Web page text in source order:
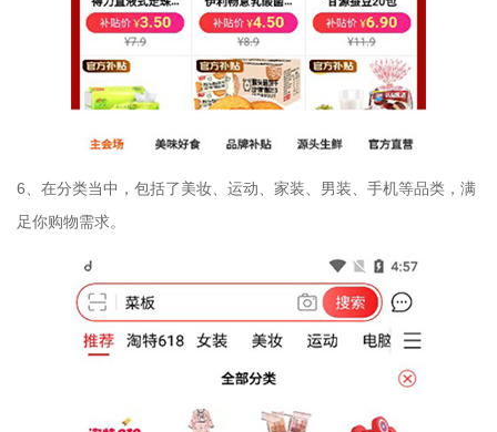
6、在分类当中，包括了美妆、运动、家装、男装、手机等品类，满
足你购物需求。